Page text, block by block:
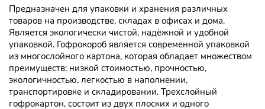
Предназначен для упаковки и хранения различных
товаров на производстве, складах в офисах и дома.
Является экологически чистой, надёжной и удобной
упаковкой. Гофрокороб является современной упаковкой
из многослойного картона, которая обладает множеством
преимуществ: низкой стоимостью, прочностью,
экологичностью, легкостью в наполнении,
транспортировке и складировании. Трехслойный
гофрокартон, состоит из двух плоских и одного